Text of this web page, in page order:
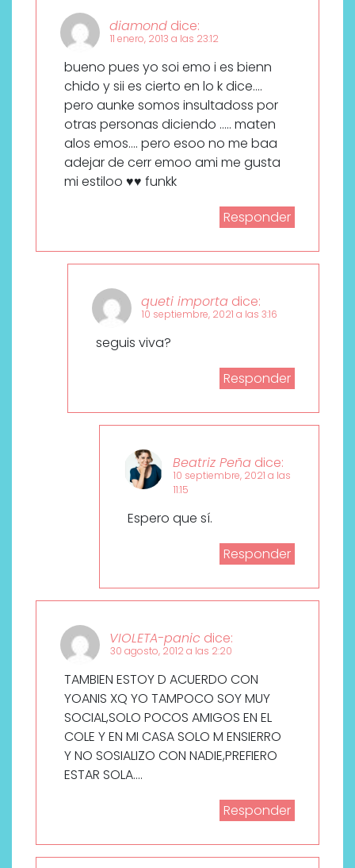
diamond dice:
11 enero, 2013 a las 23:12
bueno pues yo soi emo i es bienn
chido y sii es cierto en lo k dice….
pero aunke somos insultadoss por
otras personas diciendo ….. maten
alos emos…. pero esoo no me baa
adejar de cerr emoo ami me gusta
mi estiloo ♥♥ funkk
Responder
queti importa dice:
10 septiembre, 2021 a las 3:16
seguis viva?
Responder
Beatriz Peña dice:
10 septiembre, 2021 a las
11:15
Espero que sí.
Responder
VIOLETA-panic dice:
30 agosto, 2012 a las 2:20
TAMBIEN ESTOY D ACUERDO CON
YOANIS XQ YO TAMPOCO SOY MUY
SOCIAL,SOLO POCOS AMIGOS EN EL
COLE Y EN MI CASA SOLO M ENSIERRO
Y NO SOSIALIZO CON NADIE,PREFIERO
ESTAR SOLA….
Responder